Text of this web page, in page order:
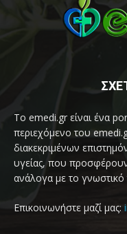
Το emedi.gr είναι ένα
περιεχόμενο του
διακεκριμένων
υγείας, που
ανάλογα με το γνωστικό
Επικοινωνήστε μαζί μας: